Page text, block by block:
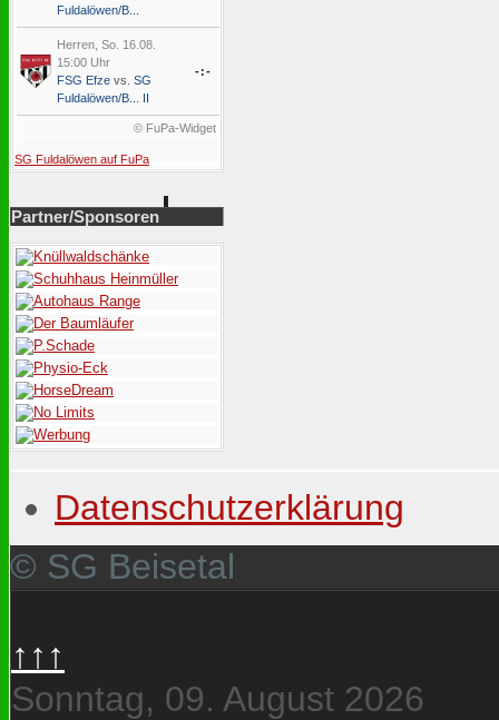
Fuldalöwen/B...
Herren, So. 16.08.
15:00 Uhr
FSG Efze vs. SG
Fuldalöwen/B... II
-:-
© FuPa-Widget
SG Fuldalöwen auf FuPa
Partner/Sponsoren
Datenschutzerklärung
© SG Beisetal
↑↑↑
Sonntag, 09. August 2026